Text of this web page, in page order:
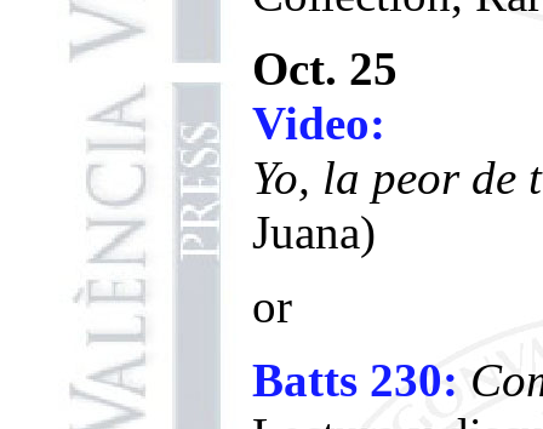
Oct. 25
Video:
Yo, la peor de
Juana)
or
Batts 230: